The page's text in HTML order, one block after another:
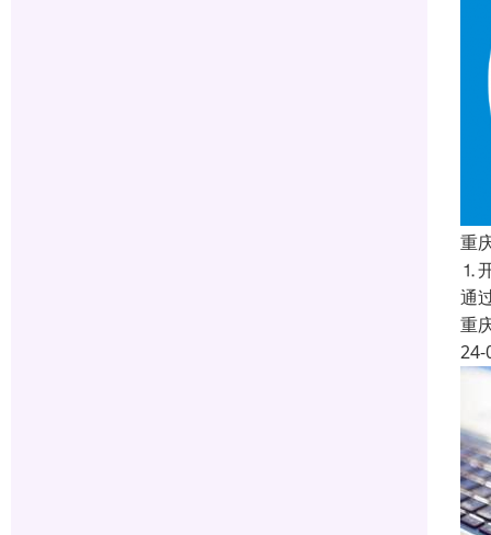
重
⒈
通
重
24-